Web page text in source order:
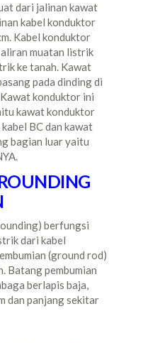
dari jalinan kawat
kabel konduktor
Kabel konduktor
muatan listrik
ke tanah. Kawat
pada dinding di
konduktor ini
kawat konduktor
BC dan kawat
bagian luar yaitu
berfungsi
dari kabel
(ground rod)
Batang pembumian
berlapis baja,
dan panjang sekitar